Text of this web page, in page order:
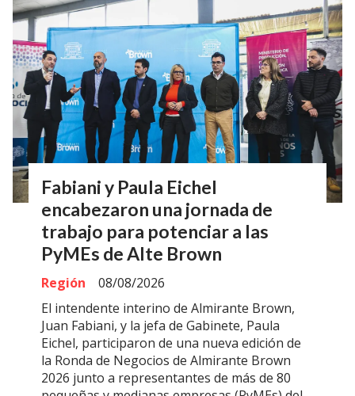
Fabiani y Paula Eichel
encabezaron una jornada de
trabajo para potenciar a las
PyMEs de Alte Brown
Región
08/08/2026
El intendente interino de Almirante Brown,
Juan Fabiani, y la jefa de Gabinete, Paula
Eichel, participaron de una nueva edición de
la Ronda de Negocios de Almirante Brown
2026 junto a representantes de más de 80